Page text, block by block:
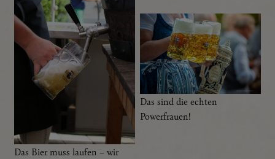
Das Bier muss laufen – wir
Das sind die echten
Powerfrauen!